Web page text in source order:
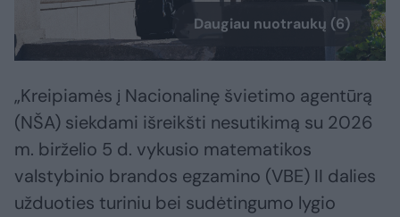
Daugiau nuotraukų (6)
„Kreipiamės į Nacionalinę švietimo agentūrą
(NŠA) siekdami išreikšti nesutikimą su 2026
m. birželio 5 d. vykusio matematikos
valstybinio brandos egzamino (VBE) II dalies
užduoties turiniu bei sudėtingumo lygio